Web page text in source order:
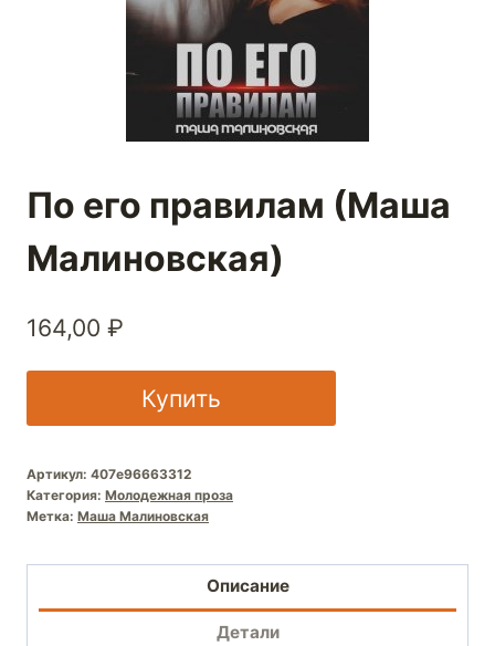
По его правилам (Маша
Малиновская)
164,00 ₽
Купить
Артикул: 407e96663312
Категория: Молодежная проза
Метка: Маша Малиновская
Описание
Детали